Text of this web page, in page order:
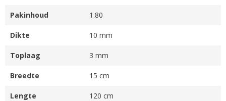
Pakinhoud 1.80
Dikte 10 mm
Toplaag 3 mm
Breedte 15 cm
Lengte 120 cm